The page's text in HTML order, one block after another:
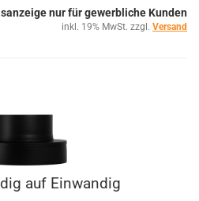
nur für gewerbliche Kunden
inkl. 19% MwSt. zzgl. Versand
auf Einwandig